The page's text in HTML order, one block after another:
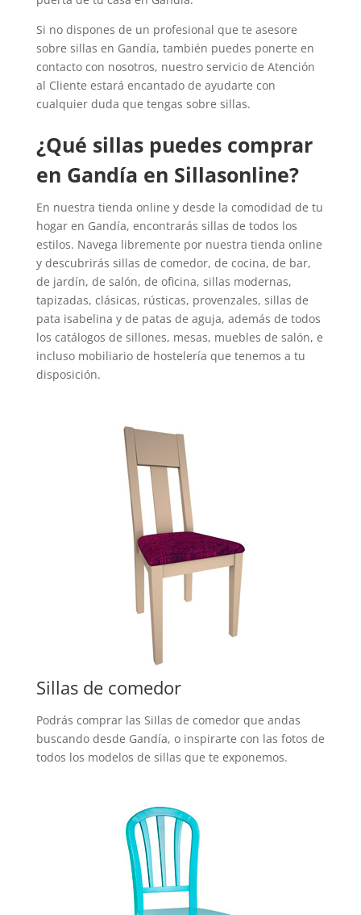
Si no dispones de un profesional que te asesore
sobre sillas en Gandía, también puedes ponerte en
contacto con nosotros, nuestro servicio de Atención
al Cliente estará encantado de ayudarte con
cualquier duda que tengas sobre sillas.
¿Qué sillas puedes comprar
en Gandía en Sillasonline?
En nuestra tienda online y desde la comodidad de tu
hogar en Gandía, encontrarás sillas de todos los
estilos. Navega libremente por nuestra tienda online
y descubrirás sillas de comedor, de cocina, de bar,
de jardín, de salón, de oficina, sillas modernas,
tapizadas, clásicas, rústicas, provenzales, sillas de
pata isabelina y de patas de aguja, además de todos
los catálogos de sillones, mesas, muebles de salón, e
incluso mobiliario de hostelería que tenemos a tu
disposición.
Sillas de comedor
Podrás comprar las SiIlas de comedor que andas
buscando desde Gandía, o inspirarte con las fotos de
todos los modelos de sillas que te exponemos.